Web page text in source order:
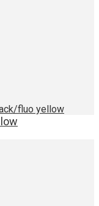
fluo yellow